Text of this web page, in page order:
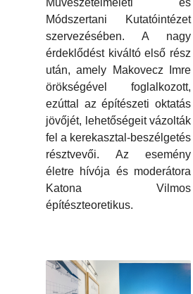
Művészetelméleti és
Módszertani Kutatóintézet
szervezésében. A nagy
érdeklődést kiváltó első rész
után, amely Makovecz Imre
örökségével foglalkozott,
ezúttal az építészeti oktatás
jövőjét, lehetőségeit vázolták
fel a kerekasztal-beszélgetés
résztvevői. Az esemény
életre hívója és moderátora
Katona Vilmos
építészteoretikus.